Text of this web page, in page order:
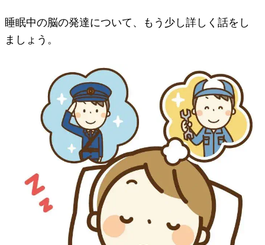
睡眠中の脳の発達について、もう少し詳しく話をし
ましょう。